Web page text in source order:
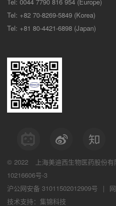
Tel: +82 70-8269-5849 (Korea)
Tel: +81 80-4421-6898 (Japan)
© 2022 上海美迪西生物医药股份有
10216606号-3
沪公网安备 31011502012909号
|
技术支持：集锦科技